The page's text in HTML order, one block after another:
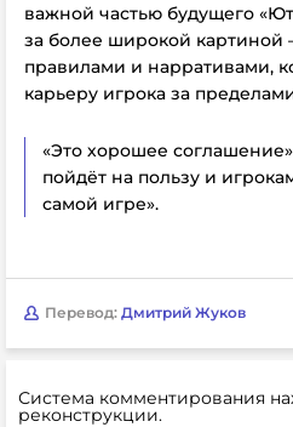
важной частью будущего
за более широкой картиной
правилами и нарративами,
карьеру игрока за
«Это хорошее
пойдёт на пользу и
самой игре».
Перевод: Дмитрий Жуков
Система комментирования
реконструкции.